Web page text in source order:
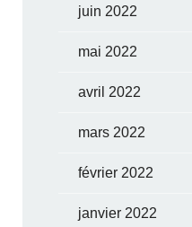
juin 2022
mai 2022
avril 2022
mars 2022
février 2022
janvier 2022